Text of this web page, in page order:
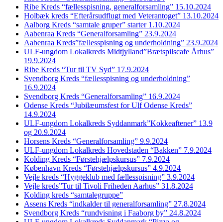
Ribe Kreds “fællesspisning, generalforsamling” 15.10.2024
Holbæk kreds “Efterårsudflugt med Veterantoget” 13.10.2024
Aalborg Kreds “samtale gruper” starter 1.10.2024
Aabenraa Kreds “Generalforsamling” 23.9.2024
Aabenraa Kreds”fællesspisning og underholdning” 23.9.2024
ULF-ungdom Lokalkreds Midtjylland”Brætspilscafe Århus”
19.9.2024
Ribe Kreds “Tur til TV Syd” 17.9.2024
Svendborg Kreds “fællesspisning og underholdning”
16.9.2024
Svendborg Kreds “Generalforsamling” 16.9.2024
Odense Kreds “Jubilæumsfest for Ulf Odense Kreds”
14.9.2024
ULF-ungdom Lokalkreds Syddanmark”Kokkeaftener” 13.9
og 20.9.2024
Horsens Kreds “Generalforsamling” 9.9.2024
ULF-ungdom Lokalkreds Hovedstaden “Bakken” 7.9.2024
Kolding Kreds “Førstehjælpskursus” 7.9.2024
København Kreds “Førstehjælpskursus” 4.9.2024
Vejle kreds “Hyggeklub med fællesspisning” 3.9.2024
Vejle kreds”Tur til Tivoli Friheden Aarhus” 31.8.2024
Kolding kreds “samtalegruppe”
Assens Kreds “indkalder til generalforsamling” 27.8.2024
Svendborg Kreds “rundvisning i Faaborg by” 24.8.2024